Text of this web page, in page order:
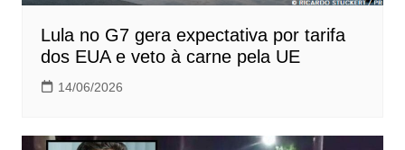
Lula no G7 gera expectativa por tarifa
dos EUA e veto à carne pela UE
14/06/2026